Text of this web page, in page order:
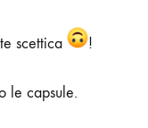
scettica !
le capsule.